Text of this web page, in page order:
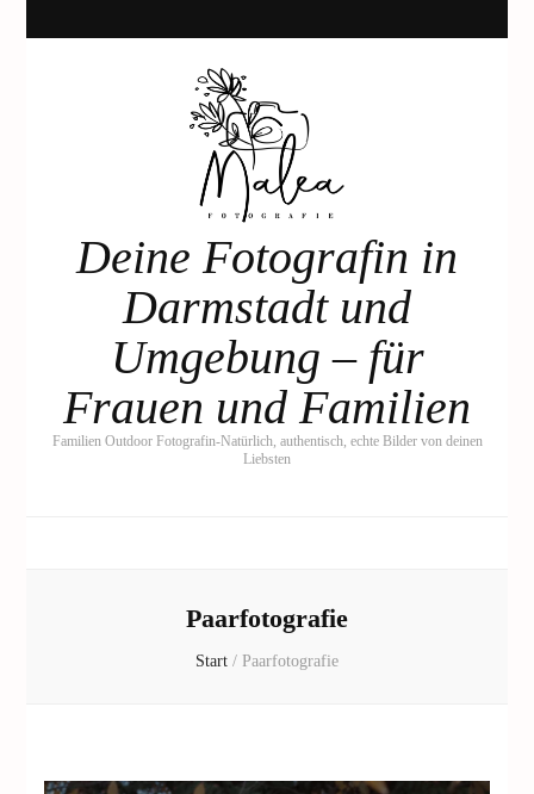
Deine Fotografin in
Darmstadt und
Umgebung – für
Frauen und Familien
Familien Outdoor Fotografin-Natürlich, authentisch, echte Bilder von deinen
Liebsten
Paarfotografie
Start / Paarfotografie